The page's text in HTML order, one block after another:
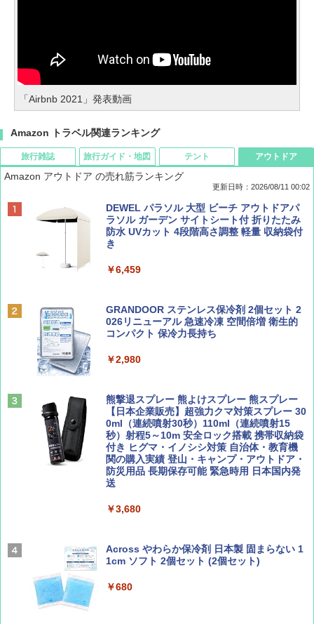
「Airbnb 2021」発表動画
Amazon トラベル関連ランキング
旅行雑誌
BE-PAL(ビ-パル) 2026年 10 月号【特別付録:
ノルディスク 4ホール鋳鉄スキレット】
￥1,540
SOTO ミニマル"旅"財布 ランダム2種】
￥1,500
￥600
ディズニーファン ２０２６年 ９月号 [雑
誌] (ＤＩＳＮＥＹ ＦＡＮ)
￥713
山と溪谷 2026年8月号「南アルプス大全」
￥1,540
旅行ガイド・地図
地球の歩き方 スター・ウォーズ
￥2,695
力的な町 2026～2027 地球の歩き方D アジア
￥2,079
球の歩き方A ヨーロッパ
￥2,479
A26 地球の歩き方 チェコ ポーランド スロヴ
ァキア 2026～2027 地球の歩き方A ヨーロッ
新しい日本地理 地図・統計・移動から読み
テント
[キャンパーズコレクション 山善] テント ワ
ンタッチ 遮光率99.99%以上・UVカット率9
9.9%生地採用 ブラックコーティング 4人用
パッとサッとテントキューブ プレミアム PAT
PYKES PEAK (パイクスピーク) ポップアッ
プ テント サンシェード 簡易テント 【一瞬で
紫外線対策 日よけ 防虫 撥水 ビーチ ピクニッ
￥5,980
ENDLESS BASE 《めざましテレビで紹介》
テント ワンタッチ RENEW 幅200 2-3人用 43
500002(88859)
広げるだけ パッとサッとテント キューブワ
イドプラス ブラックコーティング フルクロ
テント PATCW-200B エクルベージュ
アウトドア
Amazon アウトドア の売れ筋ランキング
更新日時：2026/08/11 00:02
DEWEL パラソル 大型 ビーチ アウトドアパ
ラソル ガーデン サイトシート付 折りたたみ
防水 UVカット 4段階高さ調整 軽量 収納袋付
き
￥6,459
GRANDOOR ステンレス保冷剤 2個セット 2
026リニューアル 急速冷凍 空間倍増 衛生的
コンパクト 保冷力長持ち
￥2,980
熊撃退スプレー 熊よけスプレー 熊スプレー
【日本企業販売】超強力クマ対策スプレー 30
0ml（連続噴射30秒）110ml（連続噴射15
秒）射程5～10m 安全ロック搭載 携帯収納袋
付き ヒグマ・イノシシ対策 自治体・教育機
関の購入実績 登山・キャンプ・アウトドア・
防災用品 長期保存可能 緊急時用 日本国内発
送
￥3,680
Across やわらか保冷剤 日本製 固まらない 1
1cm ソフト 2個セット (2個セット)
￥680